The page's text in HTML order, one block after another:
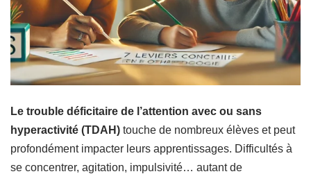
Le trouble déficitaire de l’attention avec ou sans
hyperactivité (TDAH) touche de nombreux élèves et peut
profondément impacter leurs apprentissages. Difficultés à
se concentrer, agitation, impulsivité… autant de